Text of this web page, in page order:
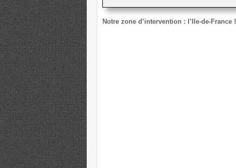
Notre zone d’intervention : l’Ile-de-France !